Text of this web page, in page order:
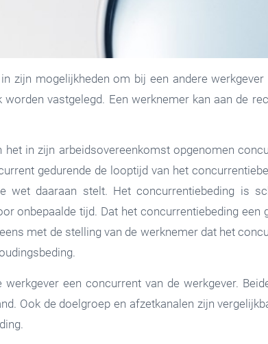
zijn mogelijkheden om bij een andere
vastgelegd. Een werknemer kan aan de
in zijn arbeidsovereenkomst opgenomen
gedurende de looptijd van het
wet daaraan stelt. Het concurrentiebeding is
onbepaalde tijd. Dat het concurrentiebeding
met de stelling van de werknemer dat het
een concurrent van de werkgever.
Ook de doelgroep en afzetkanalen zijn